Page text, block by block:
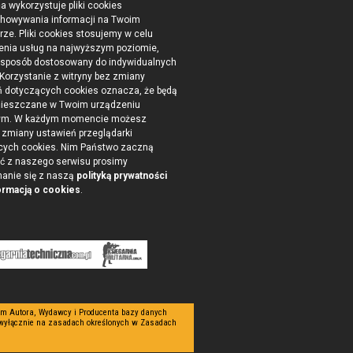
wykorzystuje pliki cookies
informacji na Twoim
Pliki cookies stosujemy w celu
usług na najwyższym poziomie,
dostosowany do indywidualnych
z witryny bez zmiany
dotyczących cookies oznacza, że będą
w Twoim urządzeniu
W każdym momencie możesz
zmiany ustawień przeglądarki
cookies. Nim Państwo zaczną
z naszego serwisu prosimy
się z naszą polityką prywatności
o cookies.
Autora, Wydawcy i Producenta bazy danych
na zasadach określonych w Zasadach